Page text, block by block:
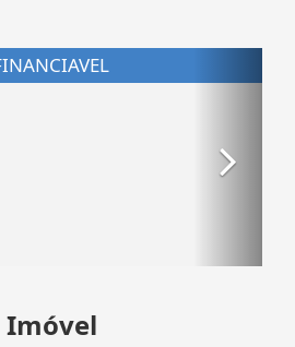
Imóvel